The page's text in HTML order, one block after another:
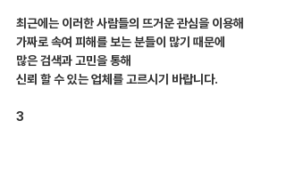
최근에는 이러한 사람들의 뜨거운 관심을 이용해
가짜로 속여 피해를 보는 분들이 많기 때문에
많은 검색과 고민을 통해
신뢰 할 수 있는 업체를 고르시기 바랍니다.
3